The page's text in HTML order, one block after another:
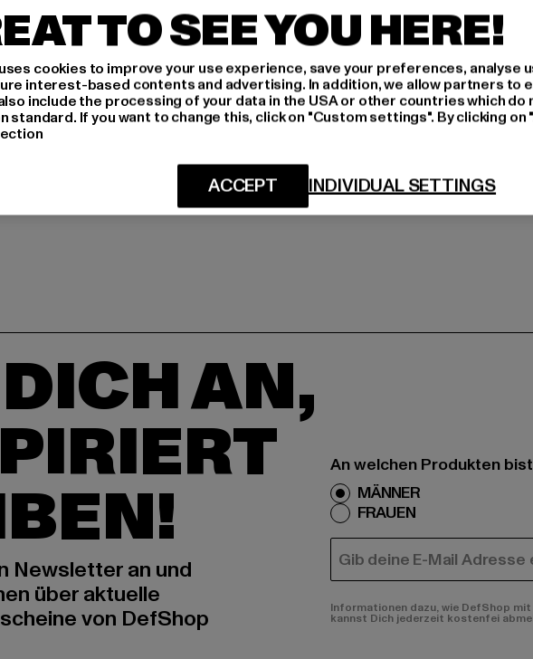
Hersteller: Bestseller
Modering 1,Haus A |
GRÖSSE
LIEFERUNG &
AN,
Newsletter an und
über aktuelle
von DefShop
An welchen Produkten
MÄNNER
FRAUEN
E-MAIL
Informationen dazu, wie DefShop
kannst Dich jederzeit kostenfei
TO SEE YOU HERE!
cookies to improve your use experience, save your preferences, analyse
interest-based contents and advertising. In addition, we allow partners to
include the processing of your data in the USA or other countries which do
standard. If you want to change this, click on "Custom settings". By clicking
INDIVIDUAL SETTINGS
ACCEPT